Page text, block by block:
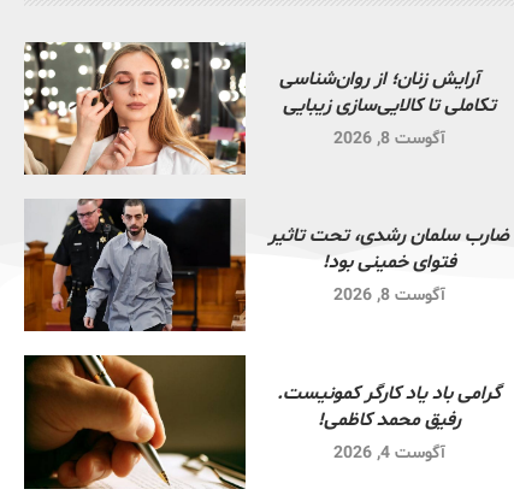
آرایش زنان؛ از روان‌شناسی
تکاملی تا کالایی‌سازی زیبایی
آگوست 8, 2026
ضارب سلمان رشدی، تحت تاثیر
فتوای خمینی بود!
آگوست 8, 2026
گرامی باد یاد کارگر کمونیست.
رفیق محمد کاظمی!
آگوست 4, 2026